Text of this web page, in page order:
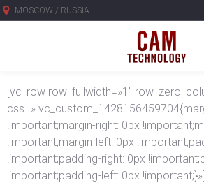
MOSCOW / RUSSIA
[vc_row row_fullwidth=»1″
!important;margin-right: 0px
!important;margin-left: 0px
!important;padding-right: 0px
!important;padding-left: 0px